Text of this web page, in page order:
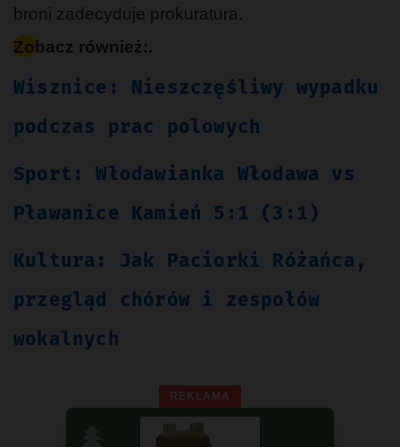
broni zadecyduje prokuratura.
Zobacz również:.
Wisznice: Nieszczęśliwy wypadku
podczas prac polowych
Sport: Włodawianka Włodawa vs
Pławanice Kamień 5:1 (3:1)
Kultura: Jak Paciorki Różańca,
przegląd chórów i zespołów
wokalnych
REKLAMA